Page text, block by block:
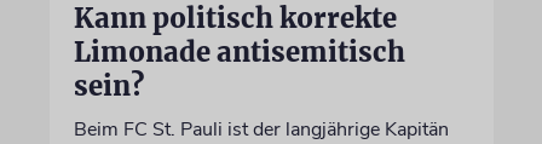
Kann politisch korrekte
Limonade antisemitisch
sein?
Beim FC St. Pauli ist der langjährige Kapitän